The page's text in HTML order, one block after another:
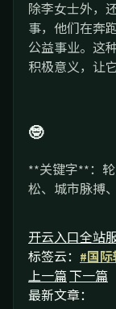
除李女士外，
事，他们在奔
公益事业。这
积极意义，让
🤓
**关键字**：
松、城市脉搏
开云入口全站
标签云： #国
上一篇下一篇
最新文章：